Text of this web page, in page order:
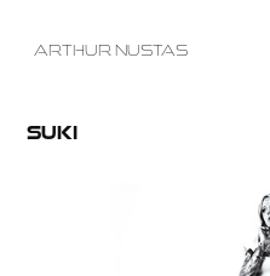
  ARTHUR NUSTAS
Suki